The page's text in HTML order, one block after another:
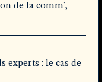
de la comm’,
experts : le cas de